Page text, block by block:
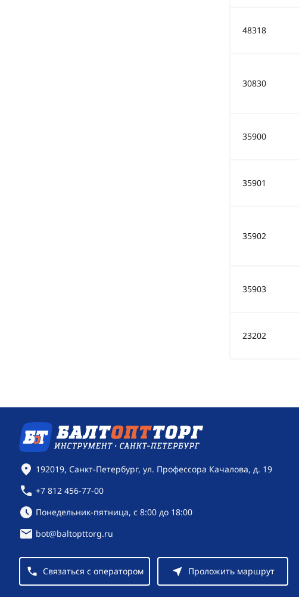
48318
30830
35900
35901
35902
35903
23202
Контактная информация
192019, Санкт-Петербург, ул. Профессора Качалова, д. 19
+7 812 456-77-00
Режим работы:
Понедельник-пятница, с 8:00 до 18:00
bot@baltopttorg.ru
Связаться с оператором Проложить маршрут